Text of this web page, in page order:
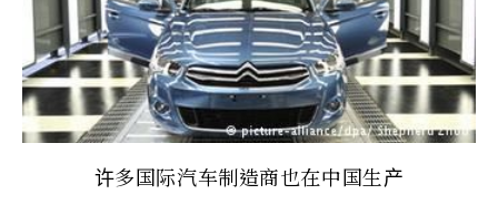
许多国际汽车制造商也在中国生产